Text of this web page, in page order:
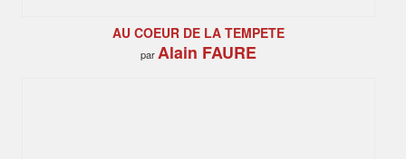
AU COEUR DE LA TEMPETE
parAlain FAURE